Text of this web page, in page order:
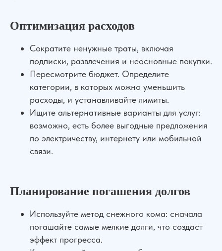
Оптимизация расходов
Сократите ненужные траты, включая
подписки, развлечения и неосновные покупки.
Пересмотрите бюджет. Определите
категории, в которых можно уменьшить
расходы, и устанавливайте лимиты.
Ищите альтернативные варианты для услуг:
возможно, есть более выгодные предложения
по электричеству, интернету или мобильной
связи.
Планирование погашения долгов
Используйте метод снежного кома: сначала
погашайте самые мелкие долги, что создаст
эффект прогресса.
ДЛЯ КЛИЕНТОВ
Сильная юридическая компания в
+7 (961) 304-06-60
О компании
АвтоЮрист
Экспертизы